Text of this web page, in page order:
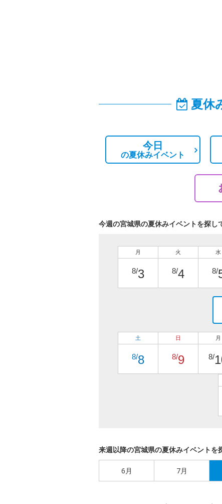
夏休
今日
の夏休みイベント
今週の宮城県の夏休みイベントを探し
月
8/3
火
8/4
水
8/
土
8/8
日
8/9
月
8/
来週以降の宮城県の夏休みイベントを
6月 7月